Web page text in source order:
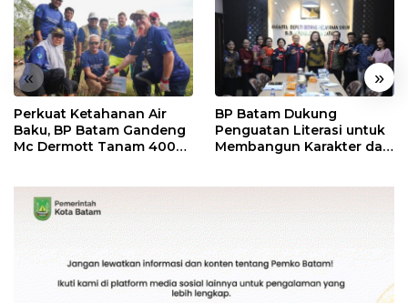
« »
Perkuat Ketahanan Air
Baku, BP Batam Gandeng
Mc Dermott Tanam 400
BP Batam Dukung
Penguatan Literasi untuk
Membangun Karakter dan